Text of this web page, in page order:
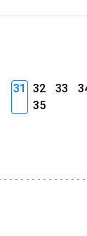
31 32 33
35